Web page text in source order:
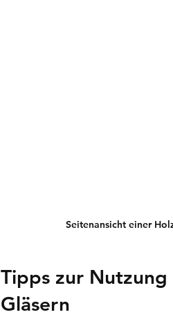
Seitenansicht einer
Tipps zur
Gläsern